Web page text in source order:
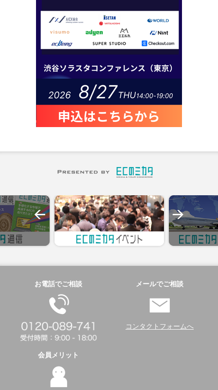
お電話でご相談 メールでご相談
コンタクトフォームへ
会員メリット